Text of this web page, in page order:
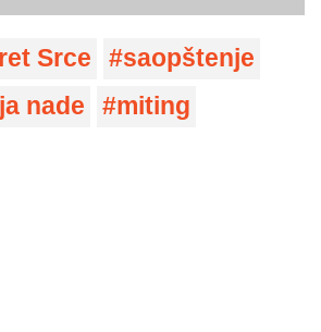
Srce
saopštenje
nade
miting